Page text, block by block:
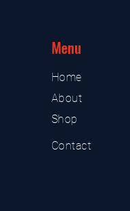
Menu
Home
About
Shop
Contact